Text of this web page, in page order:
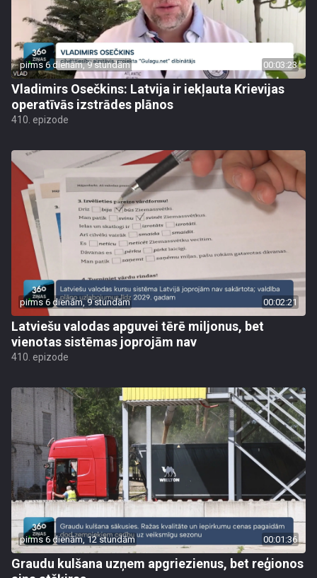
pirms 6 dienām, 9 stundām 00:03:23
Vladimirs Osečkins: Latvija ir iekļauta Krievijas
operatīvās izstrādes plānos
410. epizode
pirms 6 dienām, 9 stundām 00:02:21
Latviešu valodas apguvei tērē miljonus, bet
vienotas sistēmas joprojām nav
410. epizode
pirms 6 dienām, 12 stundām 00:01:36
Graudu kulšana uzņem apgriezienus, bet reģionos